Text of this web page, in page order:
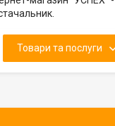
Товари та послуги